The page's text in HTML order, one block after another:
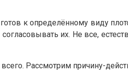
к определённому виду
их. Не все,
Рассмотрим причину-